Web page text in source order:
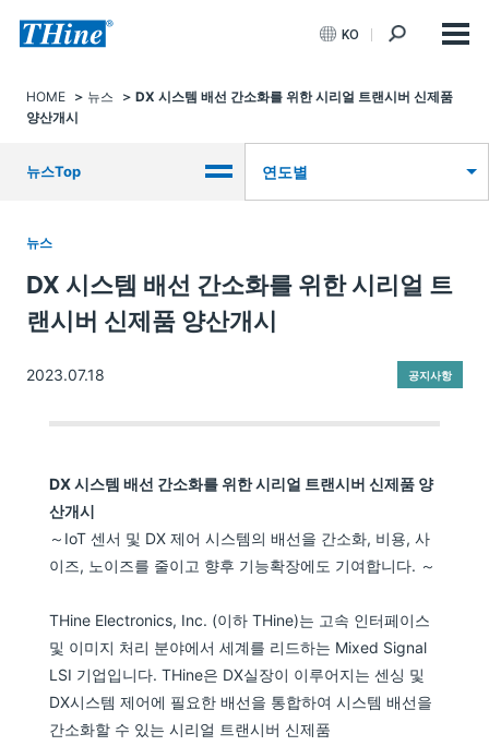
KO
HOME 뉴스
DX 시스템 배선 간소화를 위한 시리얼 트랜시버 신제품
양산개시
뉴스Top 연도별
뉴스
DX 시스템 배선 간소화를 위한 시리얼 트
랜시버 신제품 양산개시
2023.07.18 공지사항
DX 시스템 배선 간소화를 위한 시리얼 트랜시버 신제품 양
산개시
～IoT 센서 및 DX 제어 시스템의 배선을 간소화, 비용, 사
이즈, 노이즈를 줄이고 향후 기능확장에도 기여합니다. ～
THine Electronics, Inc. (이하 THine)는 고속 인터페이스
및 이미지 처리 분야에서 세계를 리드하는 Mixed Signal
LSI 기업입니다. THine은 DX실장이 이루어지는 센싱 및
DX시스템 제어에 필요한 배선을 통합하여 시스템 배선을
간소화할 수 있는 시리얼 트랜시버 신제품